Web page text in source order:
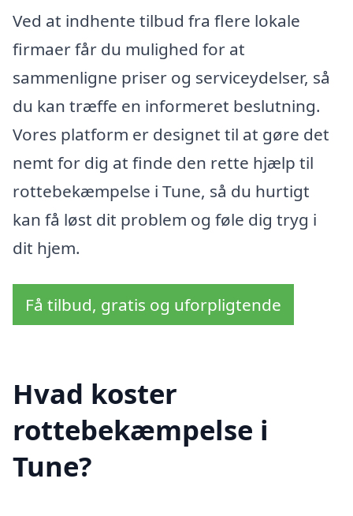
Ved at indhente tilbud fra flere lokale
firmaer får du mulighed for at
sammenligne priser og serviceydelser, så
du kan træffe en informeret beslutning.
Vores platform er designet til at gøre det
nemt for dig at finde den rette hjælp til
rottebekæmpelse i Tune, så du hurtigt
kan få løst dit problem og føle dig tryg i
dit hjem.
Få tilbud, gratis og uforpligtende
Hvad koster
rottebekæmpelse i
Tune?